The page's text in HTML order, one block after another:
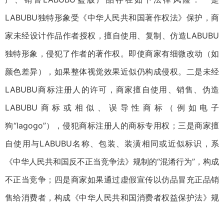
LABUBU独特形象受《中华人民共和国著作权法》保护，商
家未经设计作品作者授权，擅自使用、复制、仿造LABUBU
独特形象，侵犯了作者的著作权。即使商家有细微改动（如
颜色差异），如果整体视觉效果近似仍构成侵权。二是未经
LABUBU商标注册人的许可，商家擅自使用、销售、伪造
LABUBU商标或相似、误导性商标（例如电子
狗“lagogo”），侵犯商标注册人的商标专用权；三是商家擅
自使用与LABUBU名称、包装、装潢相同或近似标识，系
《中华人民共和国反不正当竞争法》规制的“混淆行为”，构成
不正当竞争；四是商家如果通过虚假宣传以仿品冒充正品销
售给消费者，构成《中华人民共和国消费者权益保护法》规